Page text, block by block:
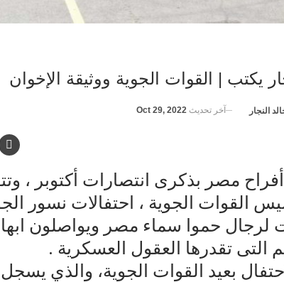
يكتب | القوات الجوية ووثيقة الإخوان
النجار آخر تحديث Oct 29, 2022
القوات الجوية ، احتفالات نسور
حموا سماء مصر ويواصلون ابهار
التى تقدرها العقول العسكرية .
بعيد القوات الجوية، والذي